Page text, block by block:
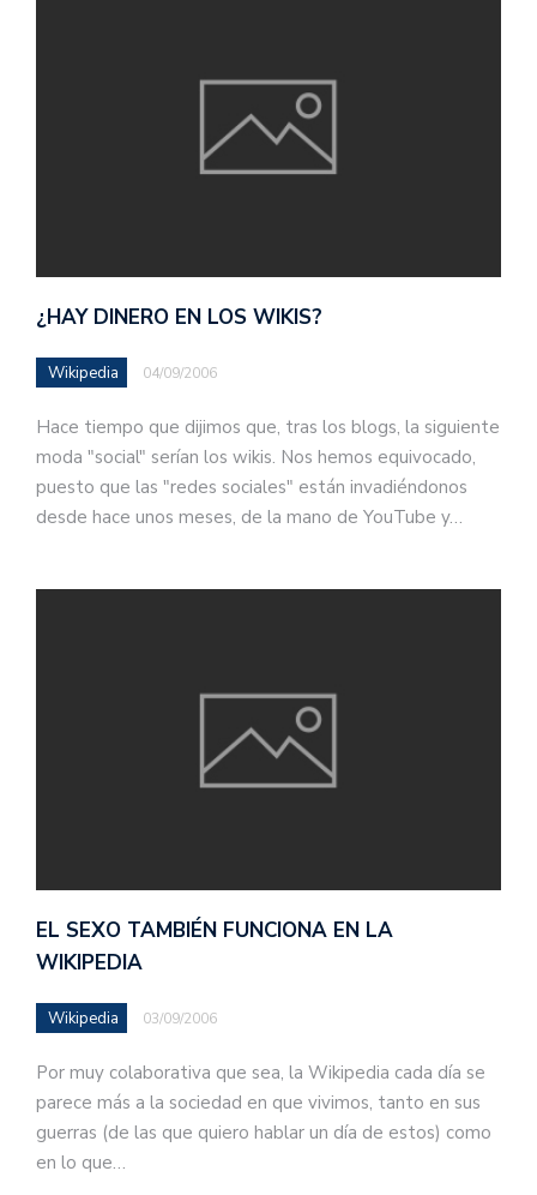
¿HAY DINERO EN LOS WIKIS?
Wikipedia 04/09/2006
Hace tiempo que dijimos que, tras los blogs, la siguiente
moda "social" serían los wikis. Nos hemos equivocado,
puesto que las "redes sociales" están invadiéndonos
desde hace unos meses, de la mano de YouTube y…
EL SEXO TAMBIÉN FUNCIONA EN LA
WIKIPEDIA
Wikipedia 03/09/2006
Por muy colaborativa que sea, la Wikipedia cada día se
parece más a la sociedad en que vivimos, tanto en sus
guerras (de las que quiero hablar un día de estos) como
en lo que…